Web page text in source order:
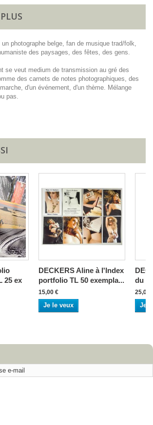
photographe belge, fan de musique trad/folk,
des paysages, des fêtes, des gens.
se veut medium de transmission au gré des
des carnets de notes photographiques, des
d'un événement, d'un thème. Mélange
pas.
25 ex
DECKERS Aline à l'Index
portfolio TL 50 exempla...
15,00 €
Je le veux
du
25,00
Je